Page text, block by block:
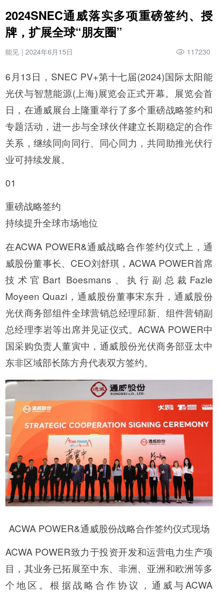
2024SNEC通威落实多项重磅签约、授
牌，扩展全球“朋友圈”
能见 | 2024年6月15日 117230
6月13日，SNEC PV+第十七届(2024)国际太阳能
光伏与智慧能源(上海)展览会正式开幕。展览会首
日，在通威展台上隆重举行了多个重磅战略签约和
专题活动，进一步与全球伙伴建立长期稳定的合作
关系，继续同向同行、同心同力，共同助推光伏行
业可持续发展。
01
重磅战略签约
持续提升全球市场地位
在ACWA POWER&通威战略合作签约仪式上，通
威股份董事长、CEO刘舒琪，ACWA POWER首席
技术官Bart Boesmans、执行副总裁Fazle
Moyeen Quazi，通威股份董事宋东升，通威股份
光伏商务部组件全球营销总经理邱新、组件营销副
总经理李岩等出席并见证仪式。ACWA POWER中
国采购负责人董寅中，通威股份光伏商务部亚太中
东非区域部长陈方舟代表双方签约。
ACWA POWER&通威股份战略合作签约仪式现场
ACWA POWER致力于投资开发和运营电力生产项
目，其业务已拓展至中东、非洲、亚洲和欧洲等多
个地区。根据战略合作协议，通威与ACWA